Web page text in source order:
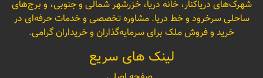
شهرک‌های دریاکنار، خانه دریا، خزرشهر شمالی و جنوبی، و برج‌های
ساحلی سرخرود و خط دریا. مشاوره تخصصی و خدمات حرفه‌ای در
خرید و فروش ملک برای سرمایه‌گذاران و خریداران گرامی.
لینک های سریع